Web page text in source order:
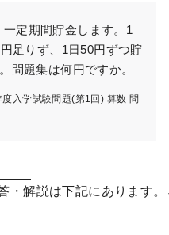
定期間貯金します。1
足りず、1日50円ずつ貯
問題集は何円ですか。
入学試験問題(第1回) 算数 問